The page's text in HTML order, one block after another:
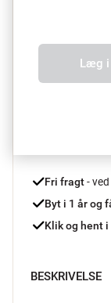
Læg i
Fri fragt -
Byt i 1 år og
Klik og hent
BESKRIVELSE